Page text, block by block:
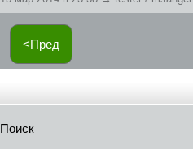
<Пред
Поиск